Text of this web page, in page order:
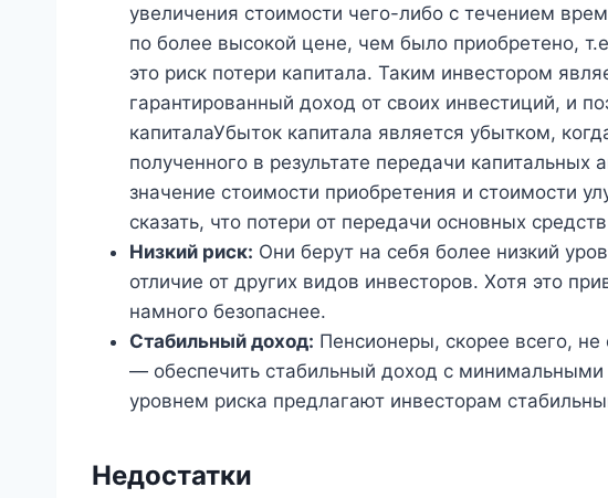
увеличения стоимости чего-либо с течением
по более высокой цене, чем было приобретено,
это риск потери капитала. Таким инвестором
гарантированный доход от своих инвестиций, и
капиталаУбыток капитала является убытком,
полученного в результате передачи капитальных
значение стоимости приобретения и стоимости
сказать, что потери от передачи основных
Низкий риск: Они берут на себя более низкий
отличие от других видов инвесторов. Хотя это
намного безопаснее.
Стабильный доход: Пенсионеры, скорее всего, не
— обеспечить стабильный доход с
уровнем риска предлагают инвесторам
Недостатки